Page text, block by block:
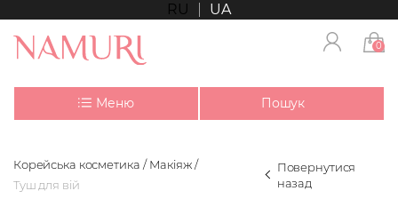
RU UA
0
Меню Пошук
Корейська косметика
Макіяж
Туш для вій
Повернутися
назад